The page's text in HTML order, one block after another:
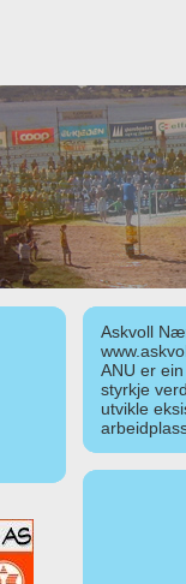
Askvoll
ANU er
styrkje
utvikle